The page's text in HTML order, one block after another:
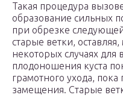
Такая процедура
образование сильных
при обрезке
старые ветки,
некоторых случаях для
плодоношения куста
грамотного ухода, пока
замещения. Старые